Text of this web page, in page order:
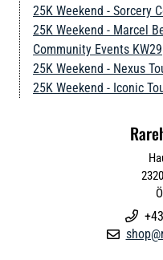
25K Weekend - Sorcery
25K Weekend - Marcel
Community Events KW29
25K Weekend - Nexus
25K Weekend - Iconic
2320

